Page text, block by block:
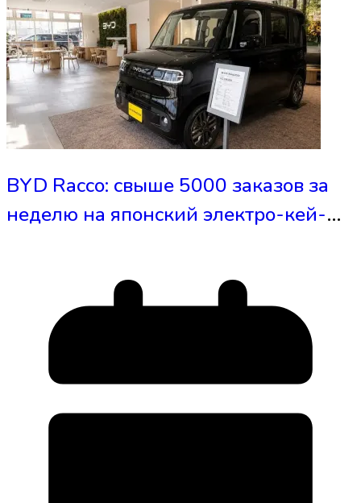
BYD Racco: свыше 5000 заказов за
неделю на японский электро-кей-